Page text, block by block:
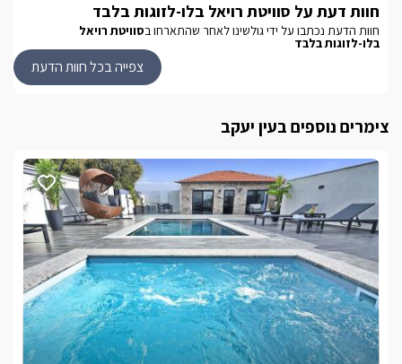
אפשרויות ואטרקציות. עם מסעדות טובות, טיולי ג'יפים, טרקטורונים,
בנוסף במרחק נסיעה קצר תוכלו ליהנות ממרכזי קניות ובילוי, חופי
הסוויטה הפרטית
הסוויטה המבודדת שוכנת במתחם פרטי לחלוטין, בכניסתכם אליה
במרכז הסוויטה ניצבת מיטת קווין סייז העשויה בד קטיפה ורגלי זהב
וזכוכית. היא מוצעת מצעים לבנים ורכים. למולה ניצב סלון ישיבה
עם צמד כורסאות יחיד בגוון כחול רויאל מלכותי ומרשים, ולצידן ספת
שכיבה בגוון כחלחל בהיר. עם טלוויזית LCD המחוברת לכבלי YES
חוות דעת על סוויטת רויאל בלו-לזוגות בלבד
חוות הדעת נכתבו על ידי גולשינו לאחר שהתארחו בסוויטת רויאל
בלו-לזוגות בלבד
צפייה בכל חוות הדעת
צימרים נוספים בעין יעקב